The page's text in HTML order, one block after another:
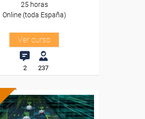
25 horas
Online (toda España)
Ver curso
2 237